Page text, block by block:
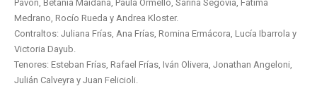
Pavón, Betania Maidana, Paula Ormello, Sarina Segovia, Fátima
Medrano, Rocío Rueda y Andrea Kloster.
Contraltos: Juliana Frías, Ana Frías, Romina Ermácora, Lucía Ibarrola y
Victoria Dayub.
Tenores: Esteban Frías, Rafael Frías, Iván Olivera, Jonathan Angeloni,
Julián Calveyra y Juan Felicioli.